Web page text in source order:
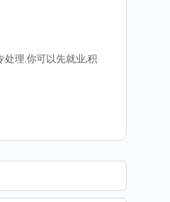
理.你可以先就业,积